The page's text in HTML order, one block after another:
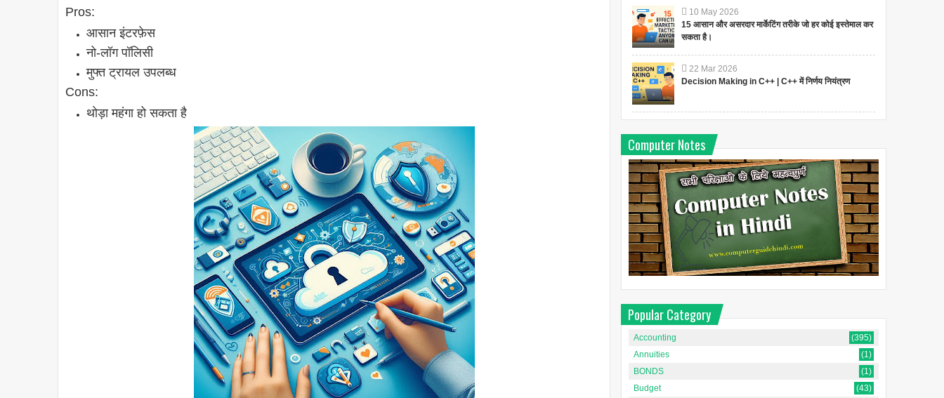
Pros:
आसान इंटरफ़ेस
नो-लॉग पॉलिसी
मुफ्त ट्रायल उपलब्ध
Cons:
थोड़ा महंगा हो सकता है
10 May 2026
15 आसान और असरदार मार्केटिंग तरीके जो हर कोई इस्तेमाल कर
सकता है।
22 Mar 2026
Decision Making in C++ | C++ में निर्णय नियंत्रण
Computer Notes
Popular Category
Accounting
(395)
Annuities
(1)
BONDS
(1)
Budget
(43)